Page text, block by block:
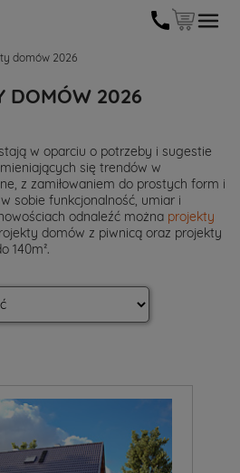
domów 2026
DOMÓW 2026
w oparciu o potrzeby i sugestie
się trendów w
z zamiłowaniem do prostych form i
sobie funkcjonalność, umiar i
odnaleźć można projekty
domów z piwnicą oraz projekty
140m².